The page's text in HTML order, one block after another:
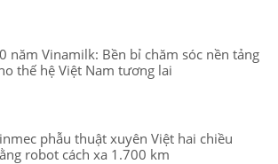
năm Vinamilk: Bền bỉ chăm sóc nền tảng
thế hệ Việt Nam tương lai
phẫu thuật xuyên Việt hai chiều
robot cách xa 1.700 km